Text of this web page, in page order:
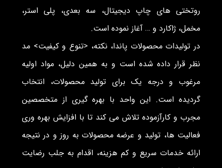
روتختی های چاپ دیجیتال، سه بعدی، پلی استر،
مخمل، ژاکارد و … آغاز نموده است.
در تولیدات محصولات پاندا، نکته، <تنوع و کیفیت> مد
نظر قرار داده شده است و به همین دلیل، مواد اولیه
مرغوب و درجه یک برای تولید محصولات، انتخاب
گردیده است. این واحد با بهره گیری از متخصصین
مجرب و کارآزموده تلاش می کند تا با افزایش بهره وری
فعالیت ها، تولید و عرضه محصولات به روز و در نتیجه
ارائه خدمات سریع و کم هزینه، اقدام به جلب رضایت